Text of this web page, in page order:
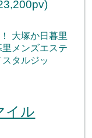
大塚か日暮里
メンズエステ
タルジッ
イル